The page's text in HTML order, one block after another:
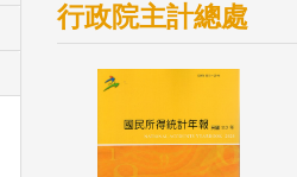
行政院主計總處